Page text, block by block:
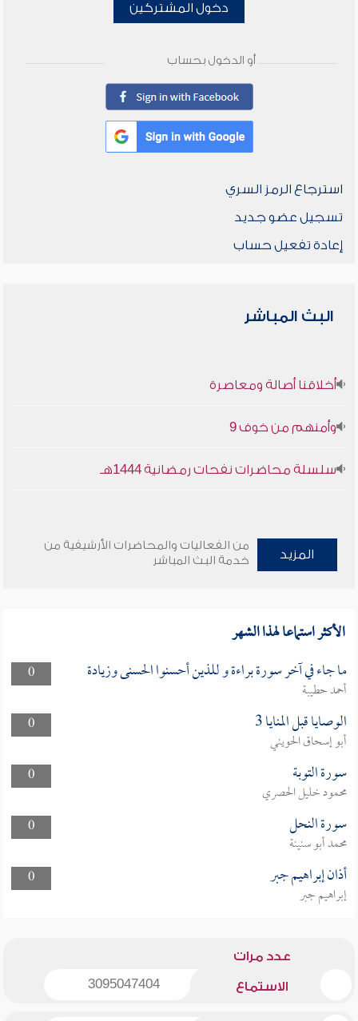
دخول المشتركين
أو الدخول بحساب
استرجاع الرمز السري
تسجيل عضو جديد
إعادة تفعيل حساب
البث المباشر
أخلاقنا أصالة ومعاصرة
وأمنهم من خوف 9
سلسلة محاضرات نفحات رمضانية 1444هـ
المزيد
من الفعاليات والمحاضرات الأرشيفية من
خدمة البث المباشر
الأكثر استماعا لهذا الشهر
0 ما جاء في آخر سورة براءة و للذين أحسنوا الحسنى وزيادة
أحمد حطيبة
0
الوصايا قبل المنايا 3
أبو إسحاق الحويني
0
سورة التوبة
محمود خليل الحصري
0
سورة النحل
محمد أبو سنينة
0
أذان إبراهيم جبر
إبراهيم جبر
عدد مرات
الاستماع 3095047404